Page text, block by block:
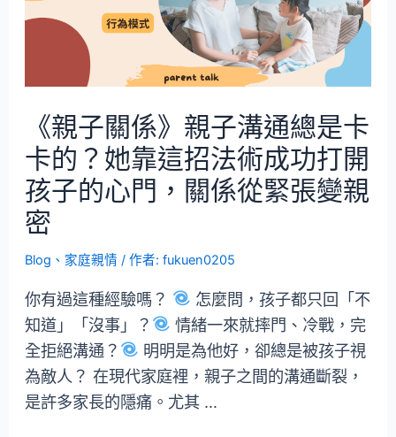
《親子關係》親子溝通總是卡
卡的？她靠這招法術成功打開
孩子的心門，關係從緊張變親
密
Blog 、 家庭親情 / 作者:fukuen0205
你有過這種經驗嗎？
怎麼問，孩子都只回「不
知道」「沒事」？
情緒一來就摔門、冷戰，完
全拒絕溝通？
明明是為他好，卻總是被孩子視
為敵人？ 在現代家庭裡，親子之間的溝通斷裂，
是許多家長的隱痛。尤其 …